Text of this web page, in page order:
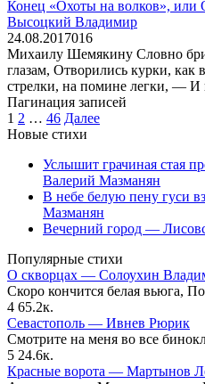
Конец «Охоты на волков», или
Высоцкий Владимир
24.08.2017016
Михаилу Шемякину Словно
глазам, Отворились курки,
стрелки, на помине легки, — И
Пагинация записей
1 2 … 46 Далее
Новые стихи
Услышит грачиная стая
Валерий Мазманян
В небе белую пену гуси
Мазманян
Вечерний город —
Популярные стихи
О скворцах — Солоухин
Скоро кончится белая вьюга,
4 65.2к.
Севастополь — Ивнев Рюрик
Смотрите на меня во все
5 24.6к.
Красные ворота — Мартынов